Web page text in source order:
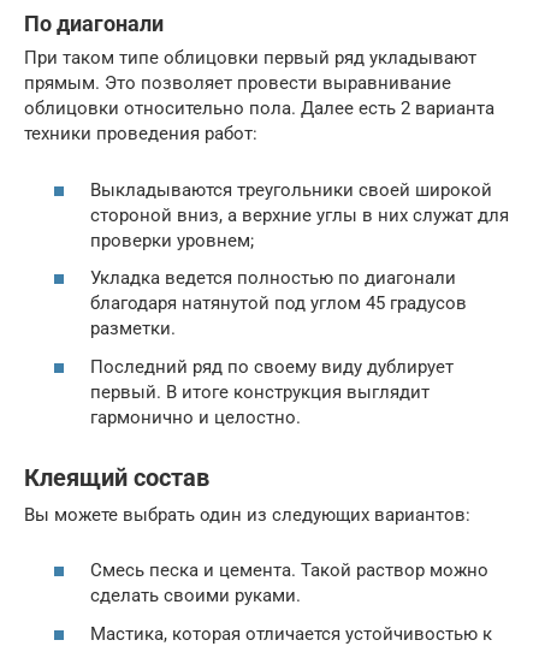
По диагонали
При таком типе облицовки первый ряд укладывают
прямым. Это позволяет провести выравнивание
облицовки относительно пола. Далее есть 2 варианта
техники проведения работ:
Выкладываются треугольники своей широкой
стороной вниз, а верхние углы в них служат для
проверки уровнем;
Укладка ведется полностью по диагонали
благодаря натянутой под углом 45 градусов
разметки.
Последний ряд по своему виду дублирует
первый. В итоге конструкция выглядит
гармонично и целостно.
Клеящий состав
Вы можете выбрать один из следующих вариантов:
Смесь песка и цемента. Такой раствор можно
сделать своими руками.
Мастика, которая отличается устойчивостью к